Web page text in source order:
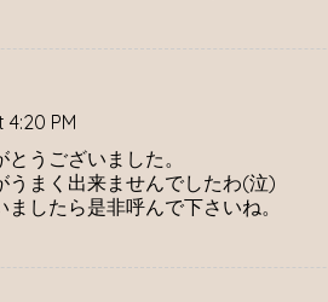
4:20 PM
うございました。
うまく出来ませんでしたわ(泣)
ましたら是非呼んで下さいね。